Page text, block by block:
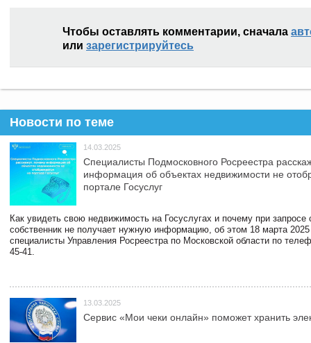
Чтобы оставлять комментарии, сначала
или зарегистрируйтесь
Новости по теме
14.03.2025
Специалисты Подмосковного Росреестра
информация об объектах недвижимости не
портале Госуслуг
Как увидеть свою недвижимость на Госуслугах и почему при запросе
собственник не получает нужную информацию, об этом 18 марта 2025
специалисты Управления Росреестра по Московской области по
45-41.
13.03.2025
Сервис «Мои чеки онлайн» поможет хранить